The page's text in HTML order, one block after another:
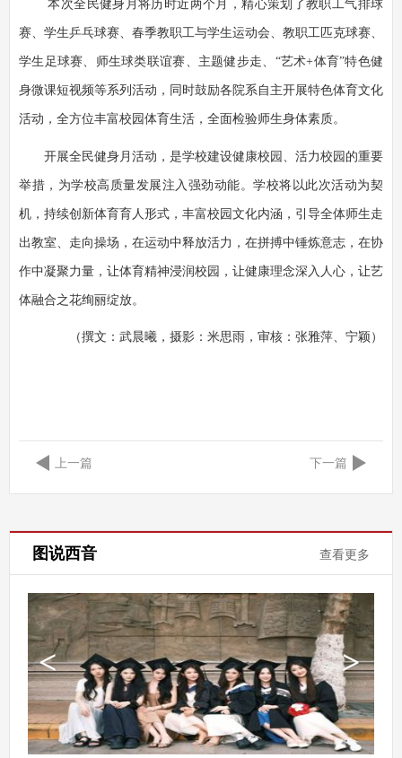
本次全民健身月将历时近两个月，精心策划了教职工气排球
赛、学生乒乓球赛、春季教职工与学生运动会、教职工匹克球赛、
学生足球赛、师生球类联谊赛、主题健步走、“艺术+体育”特色健
身微课短视频等系列活动，同时鼓励各院系自主开展特色体育文化
活动，全方位丰富校园体育生活，全面检验师生身体素质。
开展全民健身月活动，是学校建设健康校园、活力校园的重要
举措，为学校高质量发展注入强劲动能。学校将以此次活动为契
机，持续创新体育育人形式，丰富校园文化内涵，引导全体师生走
出教室、走向操场，在运动中释放活力，在拼搏中锤炼意志，在协
作中凝聚力量，让体育精神浸润校园，让健康理念深入人心，让艺
体融合之花绚丽绽放。
（撰文：武晨曦，摄影：米思雨，审核：张雅萍、宁颖）
上一篇 下一篇
图说西音 查看更多